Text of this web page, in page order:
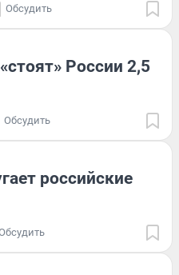
Обсудить
России 2,5
Обсудить
российские